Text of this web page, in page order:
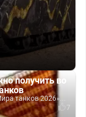
получить во
танков 2026»...
7